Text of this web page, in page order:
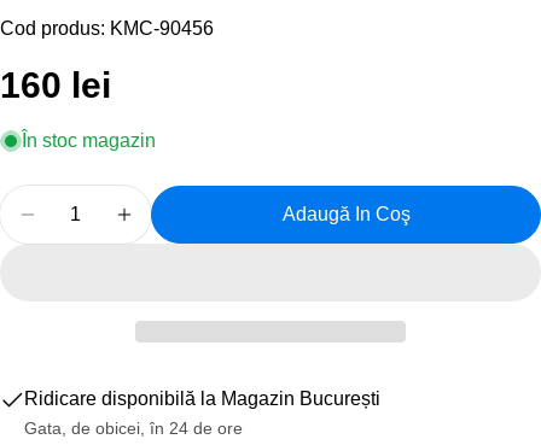
Cod produs: KMC-90456
Preț
obișnuit
160 lei
În stoc magazin
Reduceți Cantitatea Pentru Lant Bicicleta KMC
Creșteți Cantitatea Pentru Lant Bicicleta
Adaugă In Coş
Ridicare disponibilă la Magazin București
Gata, de obicei, în 24 de ore